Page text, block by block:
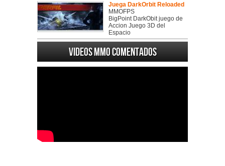
Juega DarkOrbit Reloaded
MMOFPS
BigPoint DarkObit juego de
Accion Juego 3D del
Espacio
Videos MMO Comentados